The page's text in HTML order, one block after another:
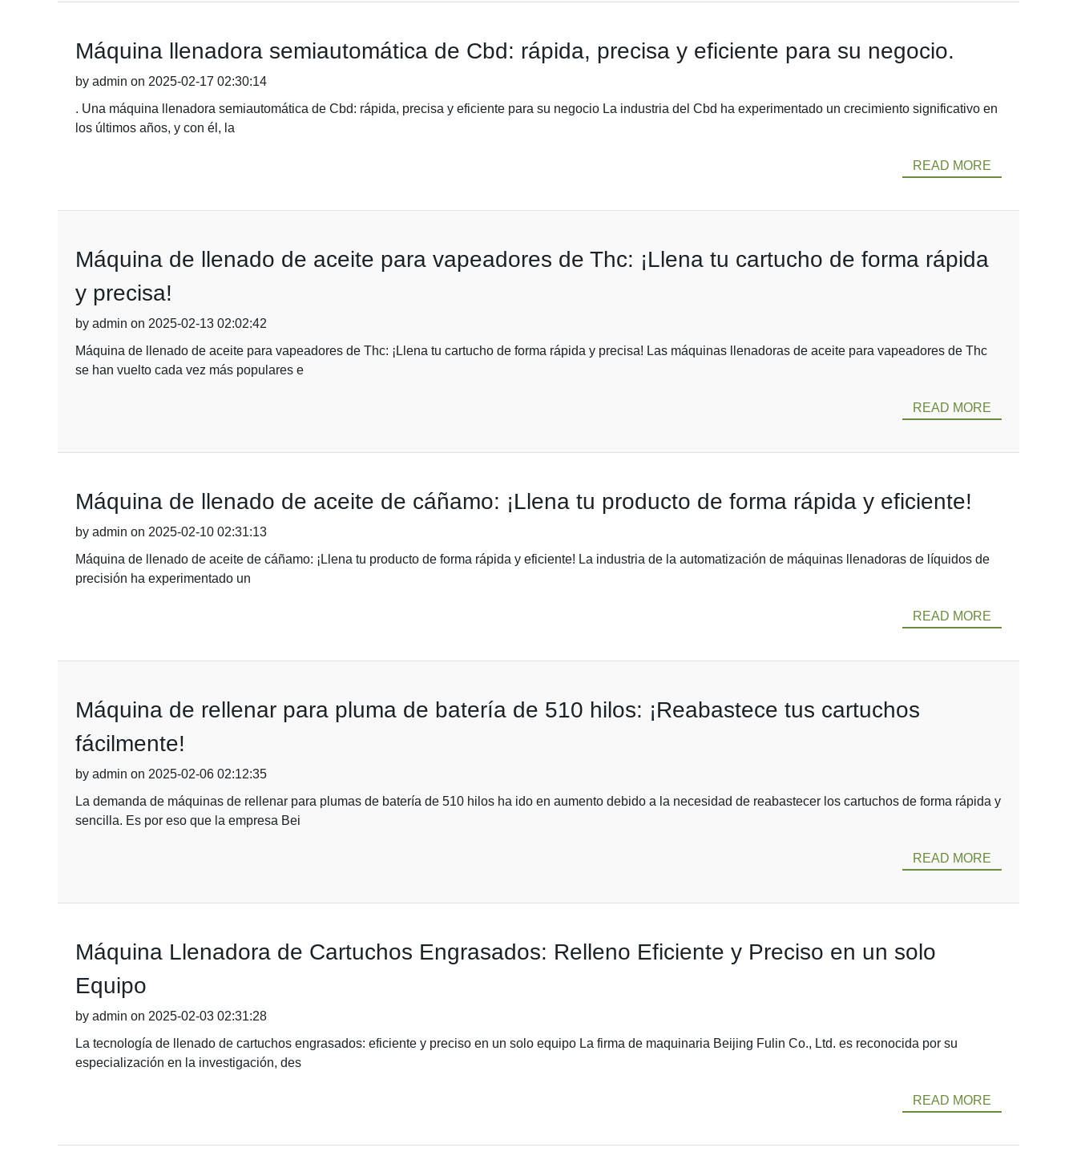
Máquina llenadora semiautomática de Cbd: rápida, precisa y eficiente para su negocio.
by admin on 2025-02-17 02:30:14
. Una máquina llenadora semiautomática de Cbd: rápida, precisa y eficiente para su negocio La industria del Cbd ha experimentado un crecimiento significativo en
los últimos años, y con él, la
READ MORE
Máquina de llenado de aceite para vapeadores de Thc: ¡Llena tu cartucho de forma rápida
y precisa!
by admin on 2025-02-13 02:02:42
Máquina de llenado de aceite para vapeadores de Thc: ¡Llena tu cartucho de forma rápida y precisa! Las máquinas llenadoras de aceite para vapeadores de Thc
se han vuelto cada vez más populares e
READ MORE
Máquina de llenado de aceite de cáñamo: ¡Llena tu producto de forma rápida y eficiente!
by admin on 2025-02-10 02:31:13
Máquina de llenado de aceite de cáñamo: ¡Llena tu producto de forma rápida y eficiente! La industria de la automatización de máquinas llenadoras de líquidos de
precisión ha experimentado un
READ MORE
Máquina de rellenar para pluma de batería de 510 hilos: ¡Reabastece tus cartuchos
fácilmente!
by admin on 2025-02-06 02:12:35
La demanda de máquinas de rellenar para plumas de batería de 510 hilos ha ido en aumento debido a la necesidad de reabastecer los cartuchos de forma rápida y
sencilla. Es por eso que la empresa Bei
READ MORE
Máquina Llenadora de Cartuchos Engrasados: Relleno Eficiente y Preciso en un solo
Equipo
by admin on 2025-02-03 02:31:28
La tecnología de llenado de cartuchos engrasados: eficiente y preciso en un solo equipo La firma de maquinaria Beijing Fulin Co., Ltd. es reconocida por su
especialización en la investigación, des
READ MORE